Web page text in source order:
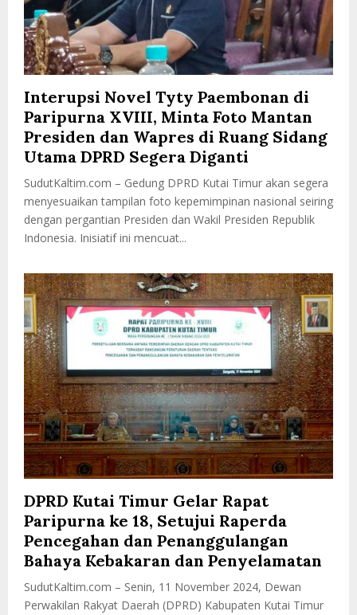
Interupsi Novel Tyty Paembonan di
Paripurna XVIII, Minta Foto Mantan
Presiden dan Wapres di Ruang Sidang
Utama DPRD Segera Diganti
SudutKaltim.com – Gedung DPRD Kutai Timur akan segera
menyesuaikan tampilan foto kepemimpinan nasional seiring
dengan pergantian Presiden dan Wakil Presiden Republik
Indonesia. Inisiatif ini mencuat...
DPRD Kutai Timur Gelar Rapat
Paripurna ke 18, Setujui Raperda
Pencegahan dan Penanggulangan
Bahaya Kebakaran dan Penyelamatan
SudutKaltim.com – Senin, 11 November 2024, Dewan
Perwakilan Rakyat Daerah (DPRD) Kabupaten Kutai Timur